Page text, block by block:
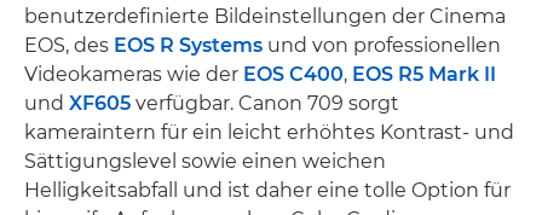
benutzerdefinierte Bildeinstellungen der Cinema
EOS, des EOS R Systems und von professionellen
Videokameras wie der EOS C400, EOS R5 Mark II
und XF605 verfügbar. Canon 709 sorgt
kameraintern für ein leicht erhöhtes Kontrast- und
Sättigungslevel sowie einen weichen
Helligkeitsabfall und ist daher eine tolle Option für